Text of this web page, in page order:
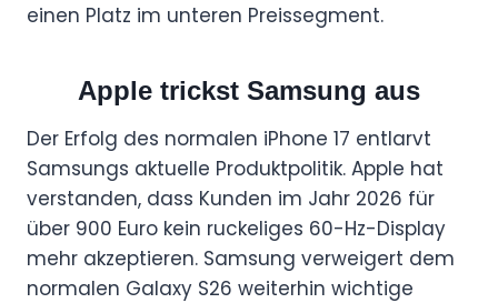
einen Platz im unteren Preissegment.
Apple trickst Samsung aus
Der Erfolg des normalen iPhone 17 entlarvt
Samsungs aktuelle Produktpolitik. Apple hat
verstanden, dass Kunden im Jahr 2026 für
über 900 Euro kein ruckeliges 60-Hz-Display
mehr akzeptieren. Samsung verweigert dem
normalen Galaxy S26 weiterhin wichtige